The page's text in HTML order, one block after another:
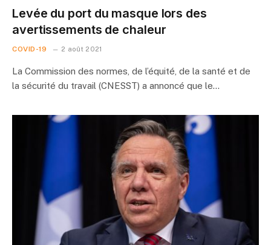
Levée du port du masque lors des
avertissements de chaleur
COVID-19 2 août 2021
La Commission des normes, de l’équité, de la santé et de
la sécurité du travail (CNESST) a annoncé que le…